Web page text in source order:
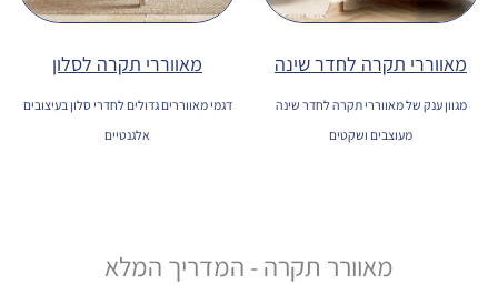
מאווררי תקרה לחדר שינה
מגוון ענק של מאווררי תקרה לחדר שינה
מעוצבים ושקטים
מאווררי תקרה לסלון
דגמי מאווררים גדולים לחדרי סלון בעיצובים
אלגנטיים
מאוורר תקרה - המדריך המלא